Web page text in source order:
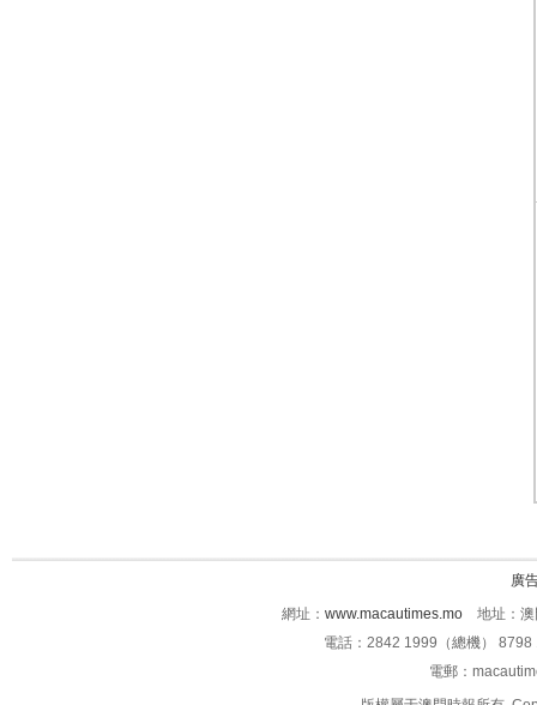
廣
網址： www.macautimes.mo 地址：澳
電話：2842 1999（總機）
電郵：